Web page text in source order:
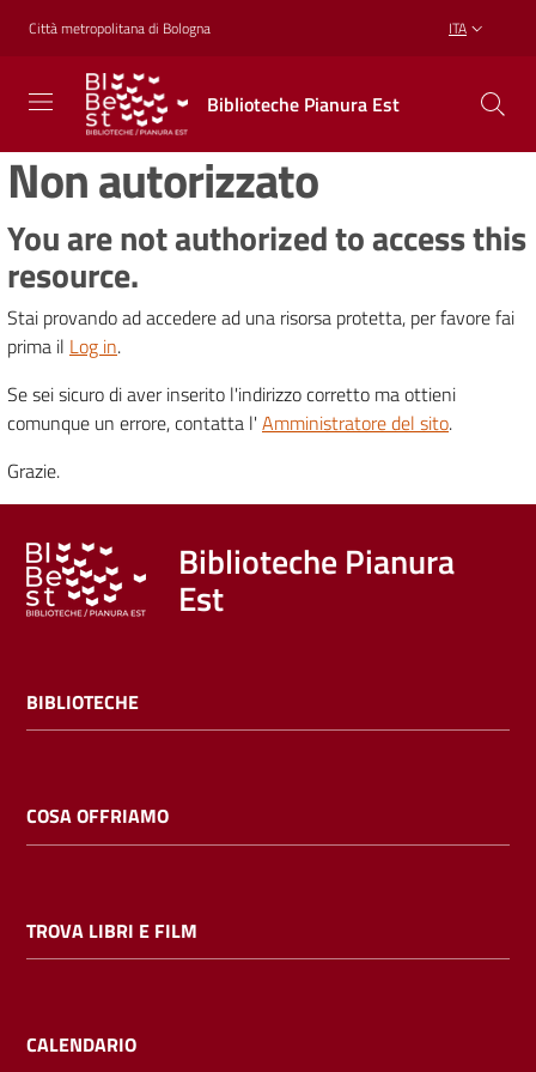
Vai al contenuto
Vai alla navigazione
Vai al footer
Città metropolitana di Bologna ITA
Biblioteche Pianura Est
Biblioteche
Pianura
Est
CONOSCERE,
CREARE,
Biblioteche
Cosa
offriamo
Trova
libri
e
film
Calendario
Non autorizzato
You are not authorized to access this
resource.
Stai provando ad accedere ad una risorsa protetta, per favore fai
prima il Log in.
Se sei sicuro di aver inserito l'indirizzo corretto ma ottieni
comunque un errore, contatta l' Amministratore del sito.
Grazie.
Biblioteche Pianura
Est
BIBLIOTECHE
COSA OFFRIAMO
TROVA LIBRI E FILM
CALENDARIO